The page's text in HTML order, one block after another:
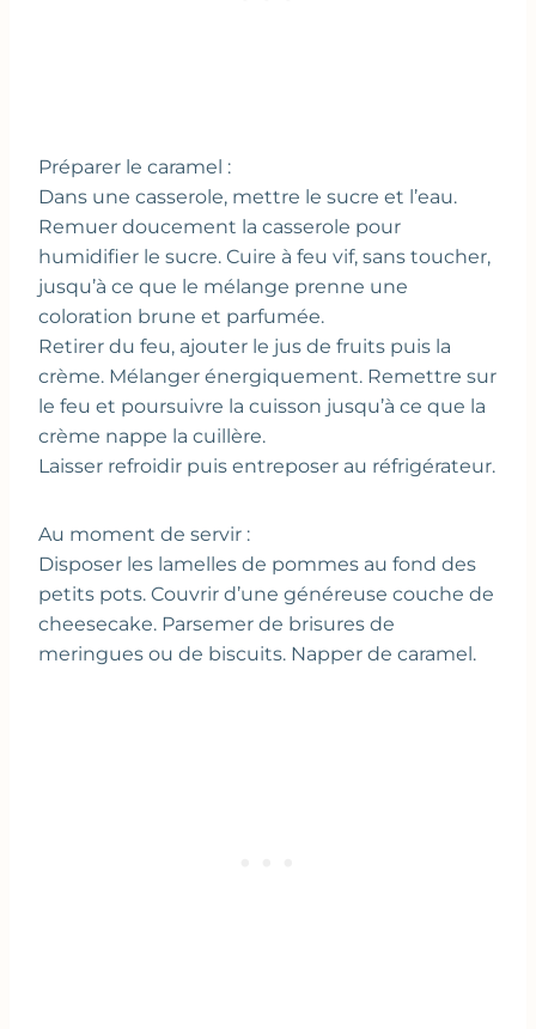
Préparer le caramel :
Dans une casserole, mettre le sucre et l’eau.
Remuer doucement la casserole pour
humidifier le sucre. Cuire à feu vif, sans toucher,
jusqu’à ce que le mélange prenne une
coloration brune et parfumée.
Retirer du feu, ajouter le jus de fruits puis la
crème. Mélanger énergiquement. Remettre sur
le feu et poursuivre la cuisson jusqu’à ce que la
crème nappe la cuillère.
Laisser refroidir puis entreposer au réfrigérateur.
Au moment de servir :
Disposer les lamelles de pommes au fond des
petits pots. Couvrir d’une généreuse couche de
cheesecake. Parsemer de brisures de
meringues ou de biscuits. Napper de caramel.